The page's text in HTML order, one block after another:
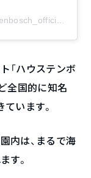
「ハウステンボ
全国的に知名
います。
内は、まるで海
す。